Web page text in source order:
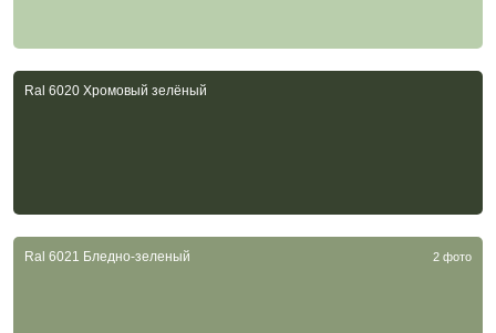
Ral 6020 Хромовый зелёный
Ral 6021 Бледно-зеленый 2 фото